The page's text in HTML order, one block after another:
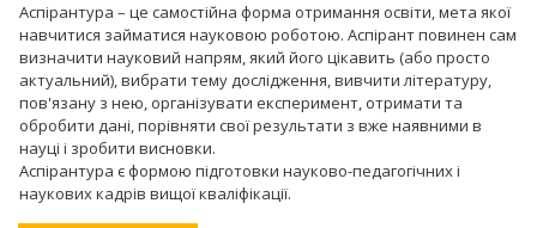
Аспірантура – це самостійна форма отримання освіти, мета якої
навчитися займатися науковою роботою. Аспірант повинен сам
визначити науковий напрям, який його цікавить (або просто
актуальний), вибрати тему дослідження, вивчити літературу,
пов'язану з нею, організувати експеримент, отримати та
обробити дані, порівняти свої результати з вже наявними в
науці і зробити висновки.
Аспірантура є формою підготовки науково-педагогічних і
наукових кадрів вищої кваліфікації.